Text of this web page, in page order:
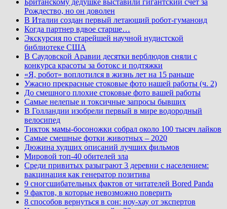
Рождество, но он доволен
В Италии создан первый летающий робот-гуманоид
Когда партнер вдвое старше…
Экскурсия по старейшей научной нудистской
библиотеке США
В Саудовской Аравии десятки верблюдов сняли с
конкурса красоты за ботокс и подтяжки
«Я, робот» воплотился в жизнь лет на 15 раньше
Ужасно прекрасные стоковые фото нашей работы (ч. 2)
До смешного плохие стоковые фото вашей работы
Самые нелепые и токсичные запросы бывших
В Голландии изобрели первый в мире водородный
велосипед
Тикток мамы-босоножки собрал около 100 тысяч лайков
Самые смешные фотки животных – 2020
Дюжина худших описаний лучших фильмов
Мировой топ-40 обителей зла
Среди привитых разыграют 3 деревни с населением:
вакцинация как генератор позитива
9 сногсшибательных фактов от читателей Bored Panda
9 фактов, в которые невозможно поверить
8 способов вернуться в сон: ноу-хау от экспертов